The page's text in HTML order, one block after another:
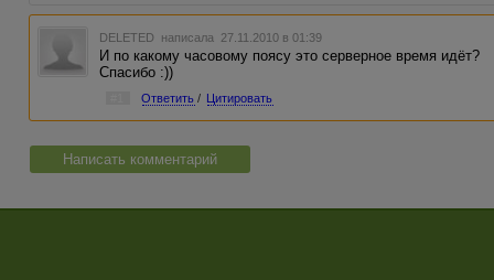
DELETED написала 27.11.2010 в 01:39
И по какому часовому поясу это серверное время идёт?
Спасибо :))
Ответить / Цитировать
Написать комментарий